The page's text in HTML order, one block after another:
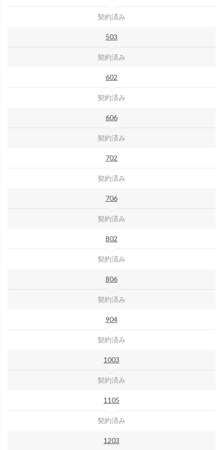
契約済み
503
契約済み
602
契約済み
606
契約済み
702
契約済み
706
契約済み
802
契約済み
806
契約済み
904
契約済み
1003
契約済み
1105
契約済み
1203